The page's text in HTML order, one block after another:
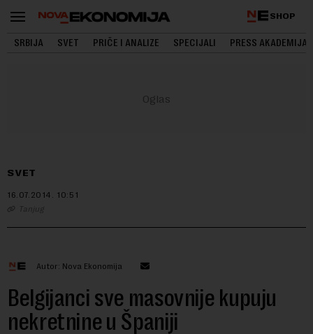
SHOP
SRBIJA SVET PRIČE I ANALIZE SPECIJALI PRESS AKADEMIJA
SVET
16.07.2014. 10:51
Tanjug
Autor: Nova Ekonomija
Belgijanci sve masovnije kupuju
nekretnine u Španiji